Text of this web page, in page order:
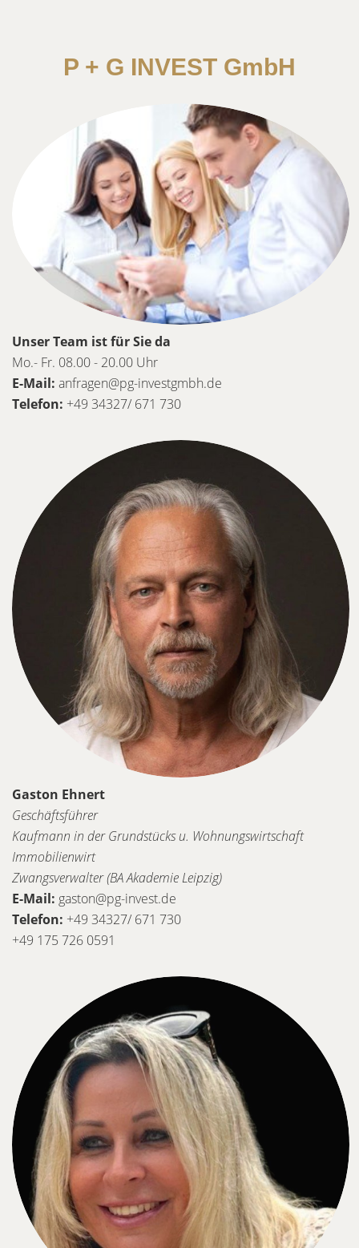
P + G INVEST GmbH
Unser Team ist für Sie da
Mo.- Fr. 08.00 - 20.00 Uhr
E-Mail: anfragen@pg-investgmbh.de
Telefon: +49 34327/ 671 730
Gaston Ehnert
Geschäftsführer
Kaufmann in der Grundstücks u. Wohnungswirtschaft
Immobilienwirt
Zwangsverwalter (BA Akademie Leipzig)
E-Mail: gaston@pg-invest.de
Telefon: +49 34327/ 671 730
+49 175 726 0591